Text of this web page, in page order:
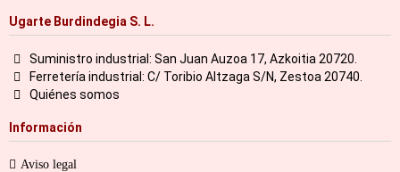
Ugarte Burdindegia S. L.
Suministro industrial: San Juan Auzoa 17, Azkoitia 20720.
Ferretería industrial: C/ Toribio Altzaga S/N, Zestoa 20740.
Quiénes somos
Información
Aviso legal